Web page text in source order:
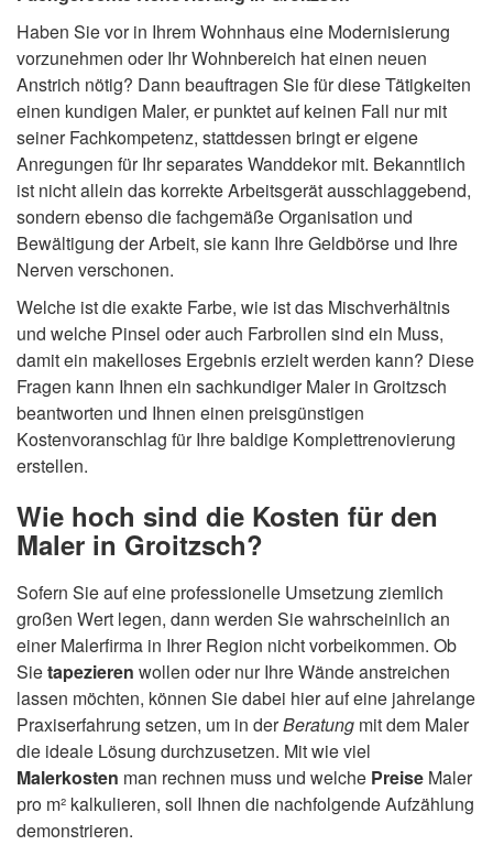
Haben Sie vor in Ihrem Wohnhaus eine Modernisierung
vorzunehmen oder Ihr Wohnbereich hat einen neuen
Anstrich nötig? Dann beauftragen Sie für diese Tätigkeiten
einen kundigen Maler, er punktet auf keinen Fall nur mit
seiner Fachkompetenz, stattdessen bringt er eigene
Anregungen für Ihr separates Wanddekor mit. Bekanntlich
ist nicht allein das korrekte Arbeitsgerät ausschlaggebend,
sondern ebenso die fachgemäße Organisation und
Bewältigung der Arbeit, sie kann Ihre Geldbörse und Ihre
Nerven verschonen.
Welche ist die exakte Farbe, wie ist das Mischverhältnis
und welche Pinsel oder auch Farbrollen sind ein Muss,
damit ein makelloses Ergebnis erzielt werden kann? Diese
Fragen kann Ihnen ein sachkundiger Maler in Groitzsch
beantworten und Ihnen einen preisgünstigen
Kostenvoranschlag für Ihre baldige Komplettrenovierung
erstellen.
Wie hoch sind die Kosten für den
Maler in Groitzsch?
Sofern Sie auf eine professionelle Umsetzung ziemlich
großen Wert legen, dann werden Sie wahrscheinlich an
einer Malerfirma in Ihrer Region nicht vorbeikommen. Ob
Sietapezieren wollen oder nur Ihre Wände anstreichen
lassen möchten, können Sie dabei hier auf eine jahrelange
Praxiserfahrung setzen, um in derBeratung mit dem Maler
die ideale Lösung durchzusetzen. Mit wie viel
Malerkosten man rechnen muss und welche Preise Maler
pro m² kalkulieren, soll Ihnen die nachfolgende Aufzählung
demonstrieren.